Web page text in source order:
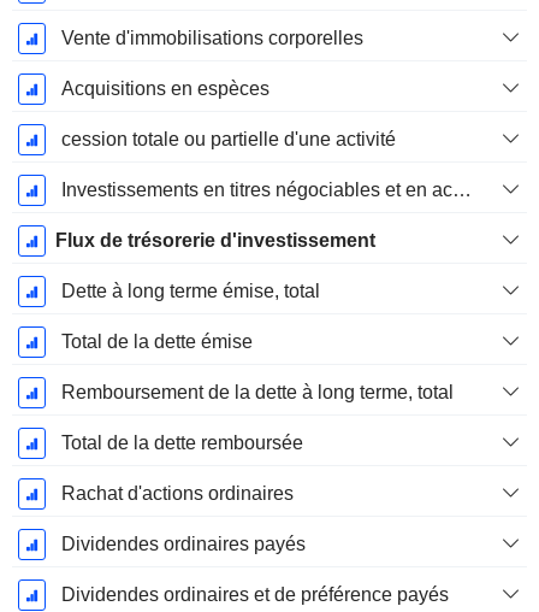
Vente d'immobilisations corporelles
Acquisitions en espèces
cession totale ou partielle d'une activité
Investissements en titres négociables et en actions, total
Flux de trésorerie d'investissement
Dette à long terme émise, total
Total de la dette émise
Remboursement de la dette à long terme, total
Total de la dette remboursée
Rachat d'actions ordinaires
Dividendes ordinaires payés
Dividendes ordinaires et de préférence payés